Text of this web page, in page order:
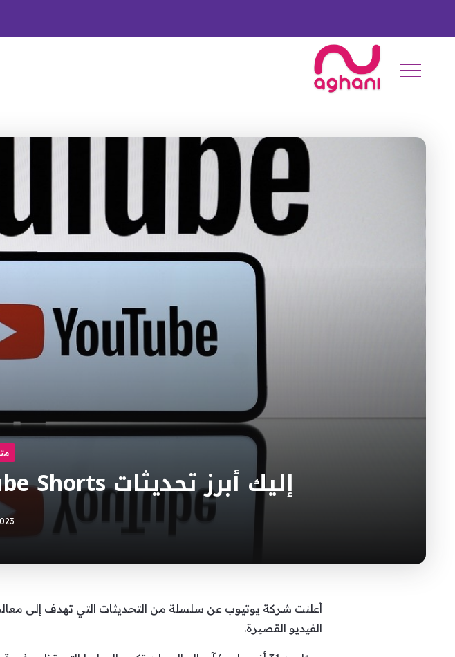
إليك أبرز تحديثات Youtube Shorts لمعالجة مشاكل الإزعاج
الفيديو القصيرة.